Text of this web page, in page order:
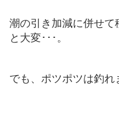
潮の引き加減に併せて
と大変･･･。
でも、ポツポツは釣れ